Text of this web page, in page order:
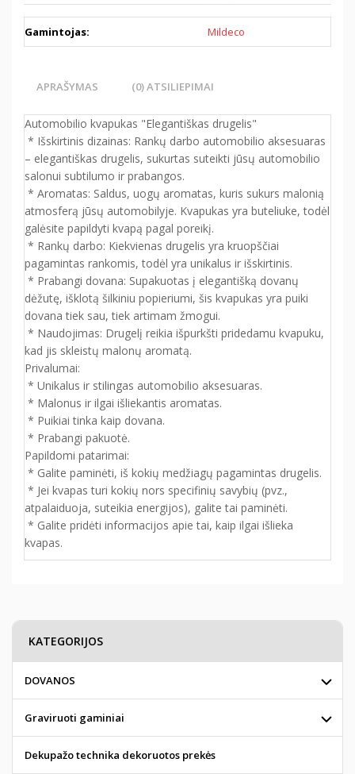
Gamintojas: Mildeco
APRAŠYMAS (0) ATSILIEPIMAI
Automobilio kvapukas "Elegantiškas drugelis"
* Išskirtinis dizainas: Rankų darbo automobilio aksesuaras
– elegantiškas drugelis, sukurtas suteikti jūsų automobilio
salonui subtilumo ir prabangos.
* Aromatas: Saldus, uogų aromatas, kuris sukurs malonią
atmosferą jūsų automobilyje. Kvapukas yra buteliuke, todėl
galėsite papildyti kvapą pagal poreikį.
* Rankų darbo: Kiekvienas drugelis yra kruopščiai
pagamintas rankomis, todėl yra unikalus ir išskirtinis.
* Prabangi dovana: Supakuotas į elegantišką dovanų
dėžutę, išklotą šilkiniu popieriumi, šis kvapukas yra puiki
dovana tiek sau, tiek artimam žmogui.
* Naudojimas: Drugelį reikia išpurkšti pridedamu kvapuku,
kad jis skleistų malonų aromatą.
Privalumai:
* Unikalus ir stilingas automobilio aksesuaras.
* Malonus ir ilgai išliekantis aromatas.
* Puikiai tinka kaip dovana.
* Prabangi pakuotė.
Papildomi patarimai:
* Galite paminėti, iš kokių medžiagų pagamintas drugelis.
* Jei kvapas turi kokių nors specifinių savybių (pvz.,
atpalaiduoja, suteikia energijos), galite tai paminėti.
* Galite pridėti informacijos apie tai, kaip ilgai išlieka
kvapas.
KATEGORIJOS
DOVANOS
Graviruoti gaminiai
Dekupažo technika dekoruotos prekės